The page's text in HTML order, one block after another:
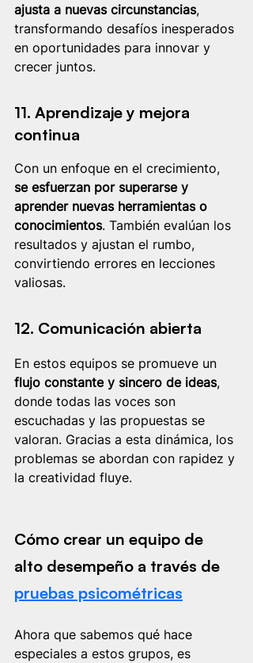
ajusta a nuevas circunstancias,
transformando desafíos inesperados
en oportunidades para innovar y
crecer juntos.
11. Aprendizaje y mejora
continua
Con un enfoque en el crecimiento,
se esfuerzan por superarse y
aprender nuevas herramientas o
conocimientos. También evalúan los
resultados y ajustan el rumbo,
convirtiendo errores en lecciones
valiosas.
12. Comunicación abierta
En estos equipos se promueve un
flujo constante y sincero de ideas,
donde todas las voces son
escuchadas y las propuestas se
valoran. Gracias a esta dinámica, los
problemas se abordan con rapidez y
la creatividad fluye.
Cómo crear un equipo de
alto desempeño a través de
pruebas psicométricas
Ahora que sabemos qué hace
especiales a estos grupos, es